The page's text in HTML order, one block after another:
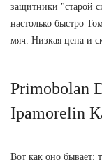
защитники "старой
настолько быстро
мяч. Низкая цена и
Primobolan
Ipamorelin
Вот как оно бывает: